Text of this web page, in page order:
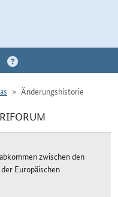
Änderungshistorie
zwischen den
Europäischen